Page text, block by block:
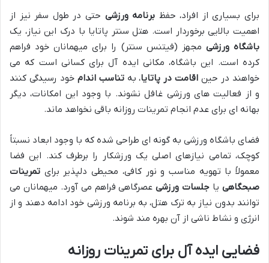
برای بسیاری از افراد، حفظ برنامه ورزشی حتی در طول سفر نیز از
اهمیت بالایی برخوردار است. هتل سنتر پاتایا با درک این نیاز، یک
باشگاه ورزشی مجهز (فیتنس سنتر) را برای میهمانان خود فراهم
کرده است. این باشگاه، مکانی ایده آل برای کسانی است که می
خواهند در حین اقامت در پاتایا، بهتناسب اندام خود رسیدگی کنند
و از فعالیت های ورزشی غافل نشوند. با وجود این امکانات، دیگر
بهانه ای برای عدم انجام تمرینات روزانه باقی نخواهد ماند.
فضای باشگاه ورزشی به گونه ای طراحی شده که با وجود ابعاد نسبتاً
کوچک، تمامی نیازهای اصلی یک ورزشکار را برطرف کند. این فضا
معمولاً با تهویه مناسب و نور کافی، محیطی دلپذیر برای تمرینات
صبحگاهییا جلسات ورزشیعصرگاهی فراهم می آورد. میهمانان می
توانند بدون نیاز به ترک هتل، به برنامه ورزشی خود ادامه دهند و از
انرژی و نشاط ناشی از آن بهره مند شوند.
فضایی ایده آل برای تمرینات روزانه